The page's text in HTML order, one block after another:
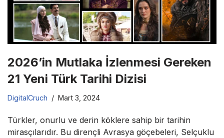
2026’in Mutlaka İzlenmesi Gereken
21 Yeni Türk Tarihi Dizisi
DigitalCruch Mart 3, 2024
Türkler, onurlu ve derin köklere sahip bir tarihin
mirasçılarıdır. Bu dirençli Avrasya göçebeleri, Selçuklu